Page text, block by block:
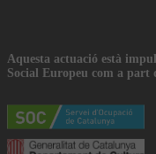
Aquesta actuació està
Social Europeu com a part